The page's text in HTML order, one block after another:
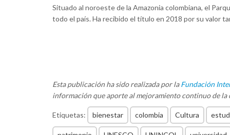
Situado al noroeste de la Amazonia colombiana, el
todo el país. Ha recibido el título en 2018 por su valor
Esta publicación ha sido realizada por laFundación
información que aporte al mejoramiento continuo de
Etiquetas: bienestar colombia Cultura